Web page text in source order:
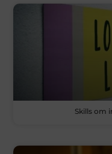
Skills om